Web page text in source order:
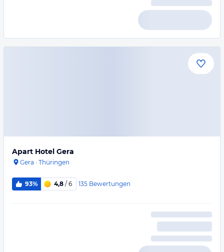
Apart Hotel Gera
Gera · Thüringen
93% 4,8 / 6 135 Bewertungen